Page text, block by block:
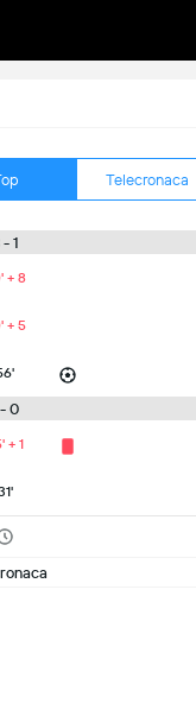
Telecronaca
1
+ 8
+ 5
- 0
+ 1